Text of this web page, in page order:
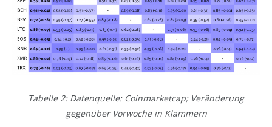
Tabelle 2: Datenquelle: Coinmarketcap; Veränderung
gegenüber Vorwoche in Klammern